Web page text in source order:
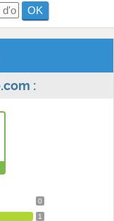
OK
:
0
1